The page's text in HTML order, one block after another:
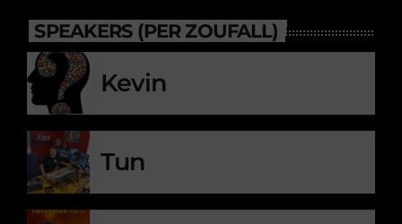
SPEAKERS (PER ZOUFALL)
Kevin
Tun